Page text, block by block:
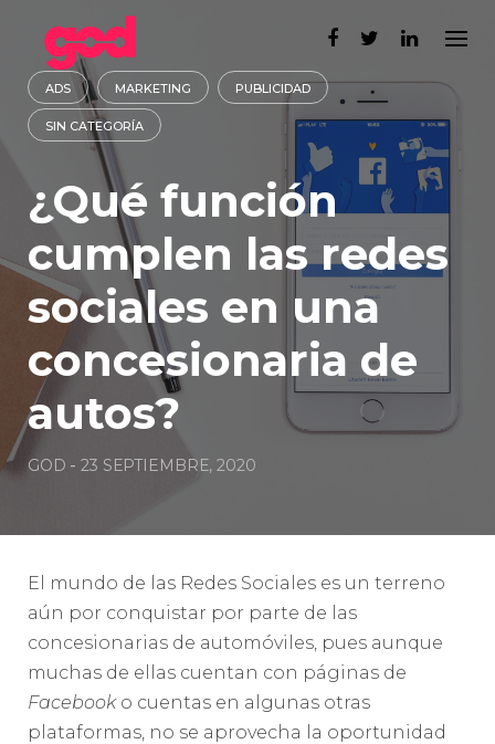
content
ADS MARKETING PUBLICIDAD
SIN CATEGORÍA
¿Qué función
cumplen las redes
sociales en una
concesionaria de
autos?
GOD - 23 SEPTIEMBRE, 2020
El mundo de las Redes Sociales es un terreno
aún por conquistar por parte de las
concesionarias de automóviles, pues aunque
muchas de ellas cuentan con páginas de
Facebooko cuentas en algunas otras
plataformas, no se aprovecha la oportunidad